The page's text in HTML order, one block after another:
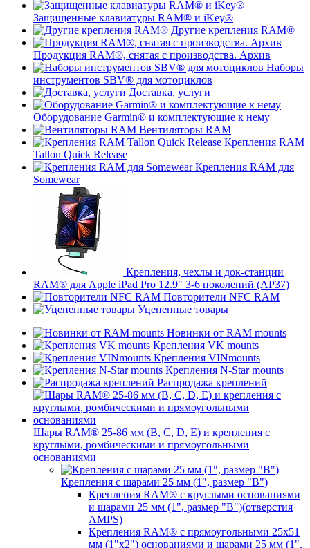
Защищенные клавиатуры RAM® и iKey®
Другие крепления RAM®
Продукция RAM®, снятая с производства. Архив
Наборы
инструментов SBV® для мотоциклов
Доставка, услуги
Оборудование Garmin® и комплектующие к нему
Вентиляторы RAM
Крепления RAM
Tallon Quick Release
Крепления RAM для
Somewear
Крепления, чехлы и док-станции
RAM® для Apple iPad Pro 12.9" 3-6 поколений (AP37)
Повторители NFC RAM
Уцененные товары
Новинки от RAM mounts
Крепления VK mounts
Крепления VINmounts
Крепления N-Star mounts
Распродажа креплений
Шары RAM® 25-86 мм (B, C, D, E) и крепления с
круглыми, ромбическими и прямоугольными
основаниями
Крепления с шарами 25 мм (1", размер "B")
Крепления RAM® с круглыми основаниями
и шарами 25 мм (1", размер "B")(отверстия
AMPS)
Крепления RAM® с прямоугольными 25х51
мм (1"х2") основаниями и шарами 25 мм (1",